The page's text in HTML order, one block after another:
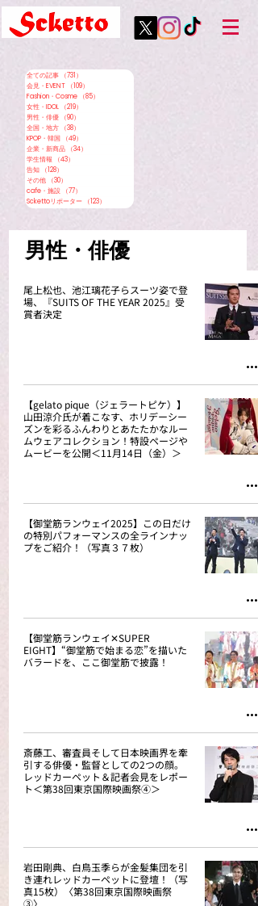
全ての記事 （731）
会見・EVENT
（109）
Fashion・Cosme
（85）
女性・IDOL
（219）
男性・俳優
（90）
全国・地方
（38）
KPOP・韓国
（49）
企業・新商品
（34）
学生情報
（43）
告知
（128）
その他
（30）
cafe・施設
（77）
Sckettoリポーター
（123） 123件の記事
男性・俳優
尾上松也、池江璃花子らスーツ姿で登
場、『SUITS OF THE YEAR 2025』受
賞者決定
【gelato pique（ジェラートピケ）】
山田涼介氏が着こなす、ホリデーシー
ズンを彩るふんわりとあたたかなルー
ムウェアコレクション！特設ページや
ムービーを公開＜11月14日（金）＞
【御堂筋ランウェイ2025】この日だけ
の特別パフォーマンスの全ラインナッ
プをご紹介！（写真３７枚）
【御堂筋ランウェイ✕SUPER
EIGHT】“御堂筋で始まる恋”を描いた
バラードを、ここ御堂筋で披露！
斎藤工、審査員そして日本映画界を牽
引する俳優・監督としての2つの顔。
レッドカーペット＆記者会見をレポー
ト＜第38回東京国際映画祭④＞
岩田剛典、白鳥玉季らが金髪集団を引
き連れレッドカーペットに登壇！（写
真15枚）〈第38回東京国際映画祭
③〉